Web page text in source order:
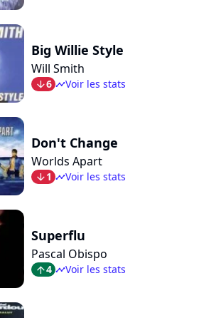
Big Willie Style
Will Smith
arrow_bot6 timelineVoir les stats
Don't Change
Worlds Apart
arrow_bot1 timelineVoir les stats
Superflu
Pascal Obispo
arrow_top4 timelineVoir les stats